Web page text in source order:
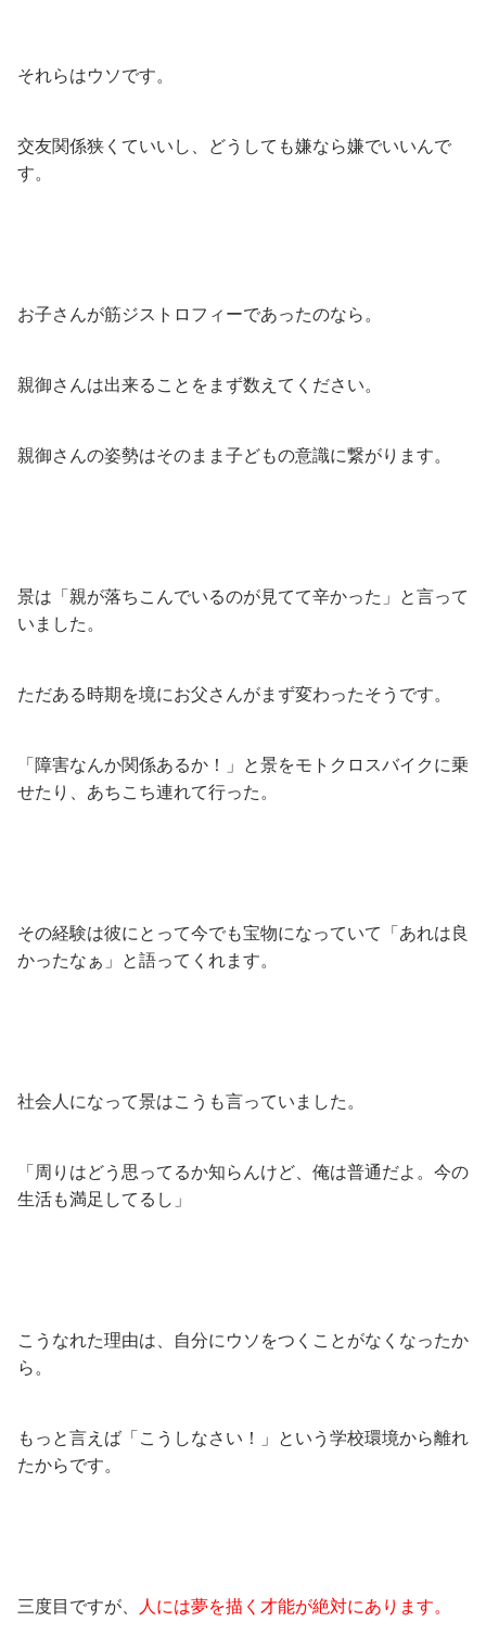
それらはウソです。
交友関係狭くていいし、どうしても嫌なら嫌でいいんで
す。
お子さんが筋ジストロフィーであったのなら。
親御さんは出来ることをまず数えてください。
親御さんの姿勢はそのまま子どもの意識に繋がります。
景は「親が落ちこんでいるのが見てて辛かった」と言って
いました。
ただある時期を境にお父さんがまず変わったそうです。
「障害なんか関係あるか！」と景をモトクロスバイクに乗
せたり、あちこち連れて行った。
その経験は彼にとって今でも宝物になっていて「あれは良
かったなぁ」と語ってくれます。
社会人になって景はこうも言っていました。
「周りはどう思ってるか知らんけど、俺は普通だよ。今の
生活も満足してるし」
こうなれた理由は、自分にウソをつくことがなくなったか
ら。
もっと言えば「こうしなさい！」という学校環境から離れ
たからです。
三度目ですが、 人には夢を描く才能が絶対にあります。